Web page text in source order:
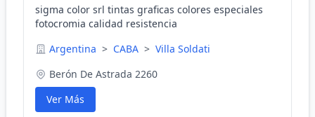
sigma color srl tintas graficas colores especiales
fotocromia calidad resistencia
Argentina > CABA > Villa Soldati
Berón De Astrada 2260
Ver Más